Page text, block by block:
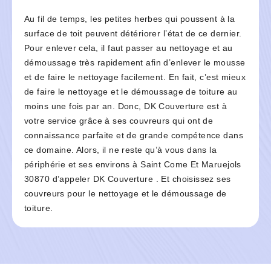
Au fil de temps, les petites herbes qui poussent à la
surface de toit peuvent détériorer l’état de ce dernier.
Pour enlever cela, il faut passer au nettoyage et au
démoussage très rapidement afin d’enlever le mousse
et de faire le nettoyage facilement. En fait, c’est mieux
de faire le nettoyage et le démoussage de toiture au
moins une fois par an. Donc, DK Couverture est à
votre service grâce à ses couvreurs qui ont de
connaissance parfaite et de grande compétence dans
ce domaine. Alors, il ne reste qu’à vous dans la
périphérie et ses environs à Saint Come Et Maruejols
30870 d’appeler DK Couverture . Et choisissez ses
couvreurs pour le nettoyage et le démoussage de
toiture.